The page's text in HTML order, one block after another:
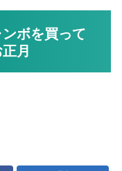
ボを買って
月